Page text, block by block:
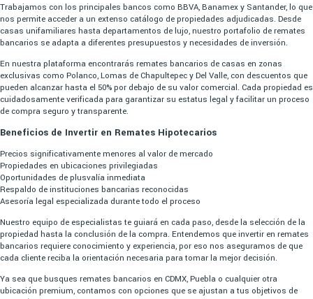
Trabajamos con los principales bancos como BBVA, Banamex y Santander, lo que
nos permite acceder a un extenso catálogo de propiedades adjudicadas. Desde
casas unifamiliares hasta departamentos de lujo, nuestro portafolio de remates
bancarios se adapta a diferentes presupuestos y necesidades de inversión.
En nuestra plataforma encontrarás remates bancarios de casas en zonas
exclusivas como Polanco, Lomas de Chapultepec y Del Valle, con descuentos que
pueden alcanzar hasta el 50% por debajo de su valor comercial. Cada propiedad es
cuidadosamente verificada para garantizar su estatus legal y facilitar un proceso
de compra seguro y transparente.
Beneficios de Invertir en Remates Hipotecarios
Precios significativamente menores al valor de mercado
Propiedades en ubicaciones privilegiadas
Oportunidades de plusvalía inmediata
Respaldo de instituciones bancarias reconocidas
Asesoría legal especializada durante todo el proceso
Nuestro equipo de especialistas te guiará en cada paso, desde la selección de la
propiedad hasta la conclusión de la compra. Entendemos que invertir en remates
bancarios requiere conocimiento y experiencia, por eso nos aseguramos de que
cada cliente reciba la orientación necesaria para tomar la mejor decisión.
Ya sea que busques remates bancarios en CDMX, Puebla o cualquier otra
ubicación premium, contamos con opciones que se ajustan a tus objetivos de